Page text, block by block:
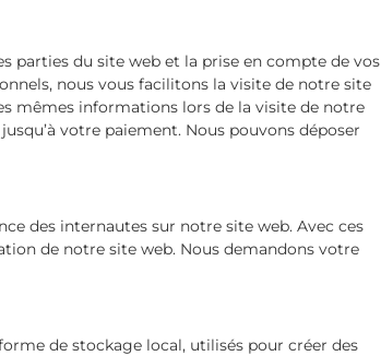
parties du site web et la prise en compte de vos
nous vous facilitons la visite de notre site
mêmes informations lors de la visite de notre
votre paiement. Nous pouvons déposer
des internautes sur notre site web. Avec ces
de notre site web. Nous demandons votre
de stockage local, utilisés pour créer des